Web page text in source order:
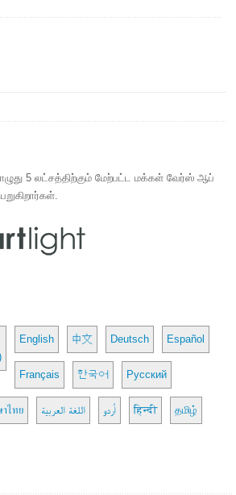
5 லட்சத்திற்கும் மேற்பட்ட மக்கள் வேர்ஸ் ஆப்
English 中文 Deutsch Español
Français 한국어 Русский
าไทย اللغة العربية اُردو हिन्दी தமிழ்